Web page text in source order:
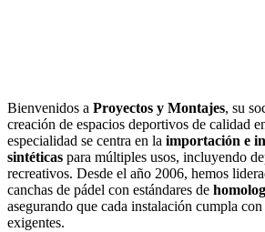
Bienvenidos a Proyectos y Montajes, su
creación de espacios deportivos de calidad
especialidad se centra en la importación e
sintéticas para múltiples usos, incluyendo
recreativos. Desde el año 2006, hemos
canchas de pádel con estándares de
asegurando que cada instalación cumpla
exigentes.